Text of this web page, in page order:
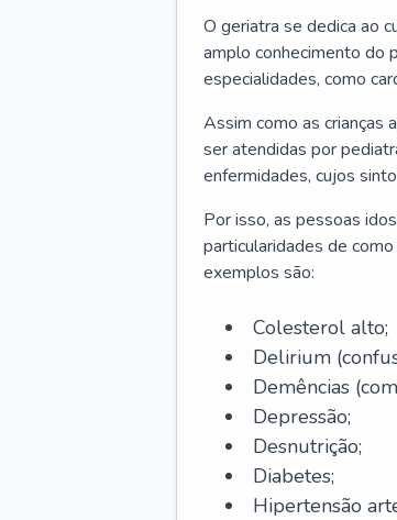
O geriatra se dedica ao
amplo conhecimento do
especialidades, como
Assim como as crianças
ser atendidas por
enfermidades, cujos
Por isso, as pessoas
particularidades de
exemplos são:
Colesterol alto;
Delirium
Demências
Depressão;
Desnutrição;
Diabetes;
Hipertensão